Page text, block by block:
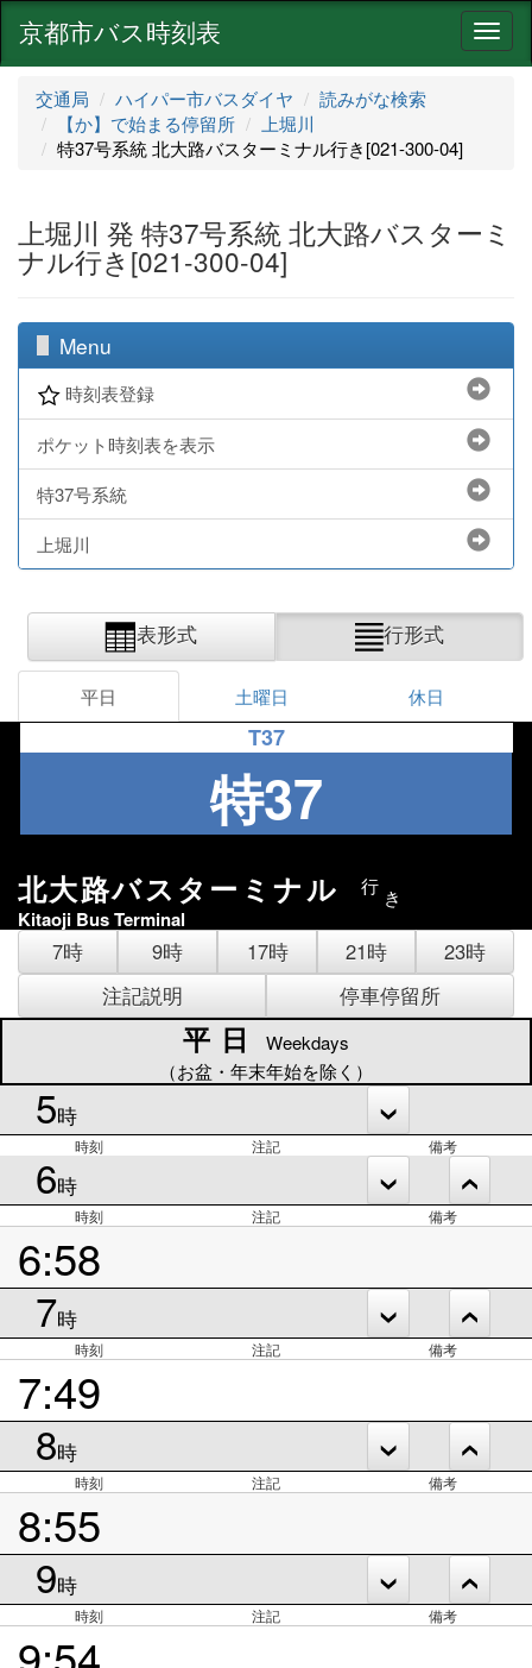
ナ
ビ
京都市バス時刻表
交通局 ハイパー市バスダイヤ
読みがな検索
【か】で始まる停留所
上堀川
特37号系統 北大路バスターミナル行き[021-300-04]
上堀川 発 特37号系統 北大路バスターミ
ナル行き[021-300-04]
Menu
時刻表登録
ポケット時刻表を表示
特37号系統
上堀川
表形式 行形式
平日 土曜日 休日
T37
特37
北大路バスターミナル 行 き
Kitaoji Bus Terminal
7時 9時 17時 21時
23時
注記説明
停車停留所
平日
Weekdays
（お盆・年末年始を除く）
5時
時刻 注記 備考
6時
時刻 注記 備考
6:58
7時
時刻 注記 備考
7:49
8時
時刻 注記 備考
8:55
9時
時刻 注記 備考